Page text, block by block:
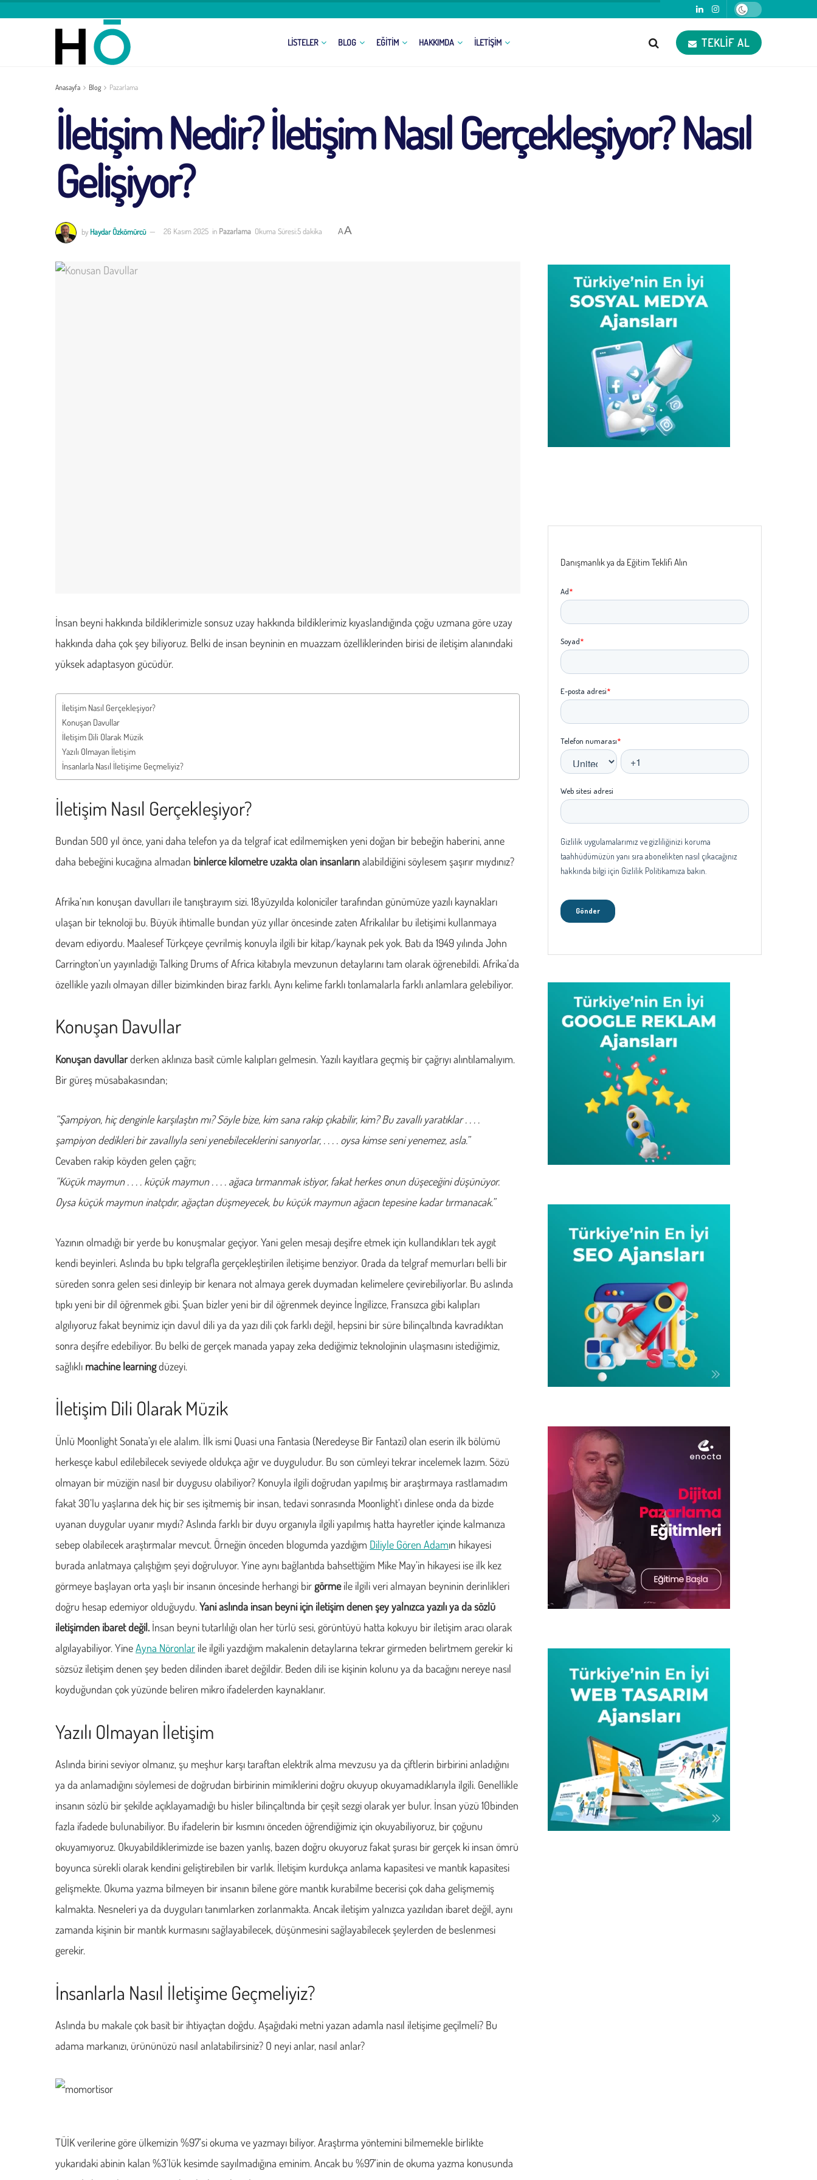
LISTELER BLOG EĞITIM HAKKIMDA İLETIŞIM TEKLIF AL
Anasayfa Blog Pazarlama
İletişim Nedir? İletişim Nasıl Gerçekleşiyor? Nasıl
Gelişiyor?
by Haydar Özkömürcü 26 Kasım 2025 in Pazarlama Okuma Süresi:5 dakika AA
İnsan beyni hakkında bildiklerimizle sonsuz uzay hakkında bildiklerimiz kıyaslandığında çoğu uzmana göre uzay
hakkında daha çok şey biliyoruz. Belki de insan beyninin en muazzam özelliklerinden birisi de iletişim alanındaki
yüksek adaptasyon gücüdür.
İletişim Nasıl Gerçekleşiyor?
Konuşan Davullar
İletişim Dili Olarak Müzik
Yazılı Olmayan İletişim
İnsanlarla Nasıl İletişime Geçmeliyiz?
İletişim Nasıl Gerçekleşiyor?
Bundan 500 yıl önce, yani daha telefon ya da telgraf icat edilmemişken yeni doğan bir bebeğin haberini, anne
daha bebeğini kucağına almadan binlerce kilometre uzakta olan insanlarınalabildiğini söylesem şaşırır mıydınız?
Afrika’nın konuşan davulları ile tanıştırayım sizi. 18.yüzyılda koloniciler tarafından günümüze yazılı kaynakları
ulaşan bir teknoloji bu. Büyük ihtimalle bundan yüz yıllar öncesinde zaten Afrikalılar bu iletişimi kullanmaya
devam ediyordu. Maalesef Türkçeye çevrilmiş konuyla ilgili bir kitap/kaynak pek yok. Batı da 1949 yılında John
Carrington’un yayınladığı Talking Drums of Africa kitabıyla mevzunun detaylarını tam olarak öğrenebildi. Afrika’da
özellikle yazılı olmayan diller bizimkinden biraz farklı. Aynı kelime farklı tonlamalarla farklı anlamlara gelebiliyor.
Konuşan Davullar
Konuşan davullarderken aklınıza basit cümle kalıpları gelmesin. Yazılı kayıtlara geçmiş bir çağrıyı alıntılamalıyım.
Bir güreş müsabakasından;
“Şampiyon, hiç denginle karşılaştın mı? Söyle bize, kim sana rakip çıkabilir, kim? Bu zavallı yaratıklar . . . .
şampiyon dedikleri bir zavallıyla seni yenebileceklerini sanıyorlar, . . . . oysa kimse seni yenemez, asla.”
Cevaben rakip köyden gelen çağrı;
“Küçük maymun . . . . küçük maymun . . . . ağaca tırmanmak istiyor, fakat herkes onun düşeceğini düşünüyor.
Oysa küçük maymun inatçıdır, ağaçtan düşmeyecek, bu küçük maymun ağacın tepesine kadar tırmanacak.”
Yazının olmadığı bir yerde bu konuşmalar geçiyor. Yani gelen mesajı deşifre etmek için kullandıkları tek aygıt
kendi beyinleri. Aslında bu tıpkı telgrafla gerçekleştirilen iletişime benziyor. Orada da telgraf memurları belli bir
süreden sonra gelen sesi dinleyip bir kenara not almaya gerek duymadan kelimelere çevirebiliyorlar. Bu aslında
tıpkı yeni bir dil öğrenmek gibi. Şuan bizler yeni bir dil öğrenmek deyince İngilizce, Fransızca gibi kalıpları
algılıyoruz fakat beynimiz için davul dili ya da yazı dili çok farklı değil, hepsini bir süre bilinçaltında kavradıktan
sonra deşifre edebiliyor. Bu belki de gerçek manada yapay zeka dediğimiz teknolojinin ulaşmasını istediğimiz,
sağlıklı machine learningdüzeyi.
İletişim Dili Olarak Müzik
Ünlü Moonlight Sonata’yı ele alalım. İlk ismi Quasi una Fantasia (Neredeyse Bir Fantazi) olan eserin ilk bölümü
herkesçe kabul edilebilecek seviyede oldukça ağır ve duyguludur. Bu son cümleyi tekrar incelemek lazım. Sözü
olmayan bir müziğin nasıl bir duygusu olabiliyor? Konuyla ilgili doğrudan yapılmış bir araştırmaya rastlamadım
fakat 30’lu yaşlarına dek hiç bir ses işitmemiş bir insan, tedavi sonrasında Moonlight’ı dinlese onda da bizde
uyanan duygular uyanır mıydı? Aslında farklı bir duyu organıyla ilgili yapılmış hatta hayretler içinde kalmanıza
sebep olabilecek araştırmalar mevcut. Örneğin önceden blogumda yazdığım Diliyle Gören Adamın hikayesi
burada anlatmaya çalıştığım şeyi doğruluyor. Yine aynı bağlantıda bahsettiğim Mike May’in hikayesi ise ilk kez
görmeye başlayan orta yaşlı bir insanın öncesinde herhangi bir görmeile ilgili veri almayan beyninin derinlikleri
doğru hesap edemiyor olduğuydu. Yani aslında insan beyni için iletişim denen şey yalnızca yazılı ya da sözlü
iletişimden ibaret değil. İnsan beyni tutarlılığı olan her türlü sesi, görüntüyü hatta kokuyu bir iletişim aracı olarak
algılayabiliyor. YineAyna Nöronlar ile ilgili yazdığım makalenin detaylarına tekrar girmeden belirtmem gerekir ki
sözsüz iletişim denen şey beden dilinden ibaret değildir. Beden dili ise kişinin kolunu ya da bacağını nereye nasıl
koyduğundan çok yüzünde beliren mikro ifadelerden kaynaklanır.
Yazılı Olmayan İletişim
Aslında birini seviyor olmanız, şu meşhur karşı taraftan elektrik alma mevzusu ya da çiftlerin birbirini anladığını
ya da anlamadığını söylemesi de doğrudan birbirinin mimiklerini doğru okuyup okuyamadıklarıyla ilgili. Genellikle
insanın sözlü bir şekilde açıklayamadığı bu hisler bilinçaltında bir çeşit sezgi olarak yer bulur. İnsan yüzü 10binden
fazla ifadede bulunabiliyor. Bu ifadelerin bir kısmını önceden öğrendiğimiz için okuyabiliyoruz, bir çoğunu
okuyamıyoruz. Okuyabildiklerimizde ise bazen yanlış, bazen doğru okuyoruz fakat şurası bir gerçek ki insan ömrü
boyunca sürekli olarak kendini geliştirebilen bir varlık. İletişim kurdukça anlama kapasitesi ve mantık kapasitesi
gelişmekte. Okuma yazma bilmeyen bir insanın bilene göre mantık kurabilme becerisi çok daha gelişmemiş
kalmakta. Nesneleri ya da duyguları tanımlarken zorlanmakta. Ancak iletişim yalnızca yazılıdan ibaret değil, aynı
zamanda kişinin bir mantık kurmasını sağlayabilecek, düşünmesini sağlayabilecek şeylerden de beslenmesi
gerekir.
İnsanlarla Nasıl İletişime Geçmeliyiz?
Aslında bu makale çok basit bir ihtiyaçtan doğdu. Aşağıdaki metni yazan adamla nasıl iletişime geçilmeli? Bu
adama markanızı, ürününüzü nasıl anlatabilirsiniz? O neyi anlar, nasıl anlar?
TÜİK verilerine göre ülkemizin %97’si okuma ve yazmayı biliyor. Araştırma yöntemini bilmemekle birlikte
yukarıdaki abinin kalan %3’lük kesimde sayılmadığına eminim. Ancak bu %97’inin de okuma yazma konusunda
Danışmanlık ya da Eğitim Teklifi Alın